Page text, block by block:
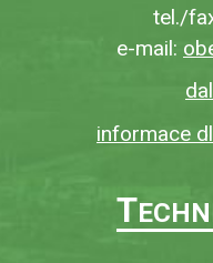
tel./
e-mail:
informace
T